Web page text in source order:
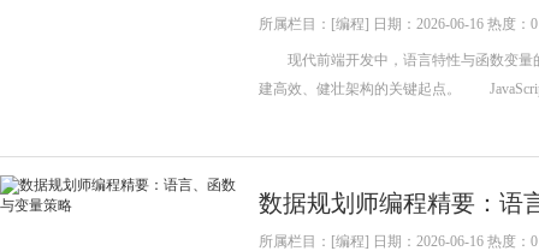
所属栏目：[编程] 日期：2026-06-16 热度：0
现代前端开发中，语言特性与函数变量
建高效、健壮架构的关键起点。
数据规划师编程精要：语
所属栏目：[编程] 日期：2026-06-16 热度：0